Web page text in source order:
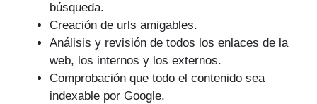
búsqueda.
Creación de urls amigables.
Análisis y revisión de todos los enlaces de la
web, los internos y los externos.
Comprobación que todo el contenido sea
indexable por Google.